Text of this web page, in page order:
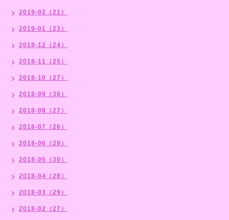
2019-02（21）
2019-01（23）
2018-12（24）
2018-11（25）
2018-10（27）
2018-09（30）
2018-08（27）
2018-07（26）
2018-06（29）
2018-05（30）
2018-04（28）
2018-03（29）
2018-02（27）